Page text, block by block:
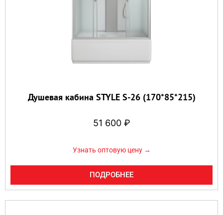
Душевая кабина STYLE S-26 (170*85*215)
51 600 ₽
Узнать оптовую цену →
ПОДРОБНЕЕ